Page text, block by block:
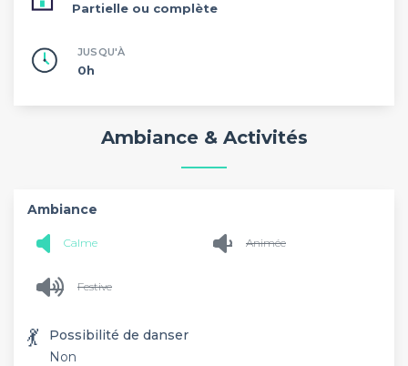
Partielle ou complète
JUSQU'À
0h
Ambiance & Activités
Ambiance
Calme Animée
Festive
💃
Possibilité de danser
Non